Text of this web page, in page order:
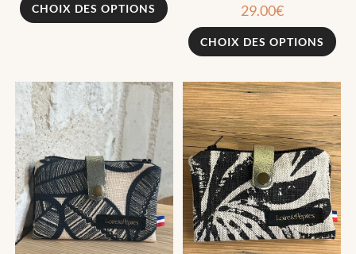
CHOIX DES OPTIONS 29.00€
CHOIX DES OPTIONS